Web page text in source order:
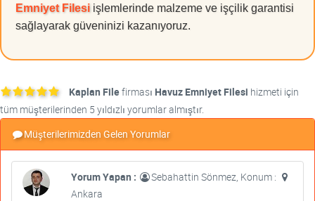
Emniyet Filesi işlemlerinde malzeme ve işçilik garantisi
sağlayarak güveninizi kazanıyoruz.
Kaplan Filefirması Havuz Emniyet Filesi hizmeti için
tüm müşterilerinden 5 yıldızlı yorumlar almıştır.
Müşterilerimizden Gelen Yorumlar
Yorum Yapan :
Sebahattin Sönmez, Konum :
Ankara